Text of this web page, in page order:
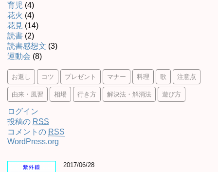
育児 (4)
花火 (4)
花見 (14)
読書 (2)
読書感想文 (3)
運動会 (8)
お返し コツ プレゼント マナー 料理 歌 注意点
由来・風習 相場 行き方 解決法・解消法 遊び方
ログイン
投稿の RSS
コメントの RSS
WordPress.org
2017/06/28